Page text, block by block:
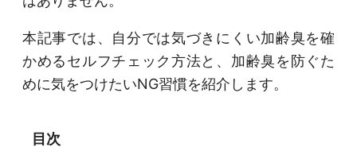
本記事では、自分では気づきにくい加齢臭を確
かめるセルフチェック方法と、加齢臭を防ぐた
めに気をつけたいNG習慣を紹介します。
目次